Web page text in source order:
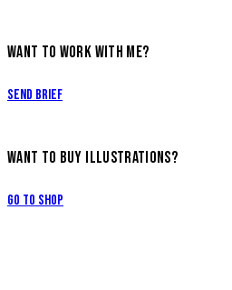
WANT TO WORK WITH ME?
Send Brief
WANT TO BUY ILLUSTRATIONS?
Go to Shop